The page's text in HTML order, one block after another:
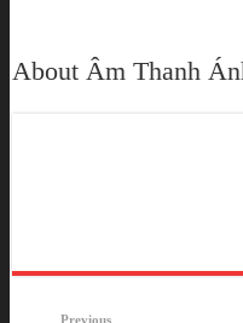
About Âm Thanh
Previous